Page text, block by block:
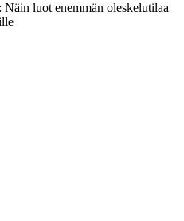
Näin luot enemmän oleskelutilaa